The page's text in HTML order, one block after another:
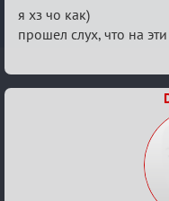
Re:
План
(дополнения
я хз чо как)
прошел слух, что на